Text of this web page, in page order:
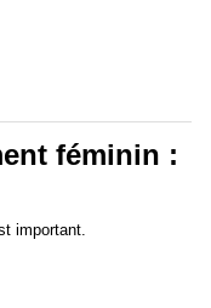
féminin :
important.